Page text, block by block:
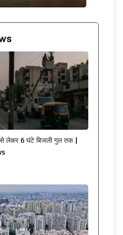
लेकर 6 घंटे बिजली गुल तक |